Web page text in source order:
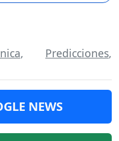
, Predicciones,
NEWS